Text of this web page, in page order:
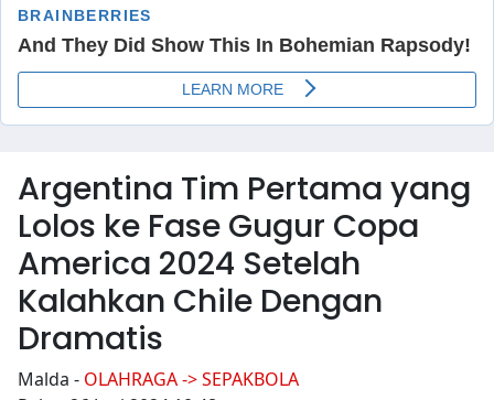
Argentina Tim Pertama yang
Lolos ke Fase Gugur Copa
America 2024 Setelah
Kalahkan Chile Dengan
Dramatis
Malda - OLAHRAGA -> SEPAKBOLA